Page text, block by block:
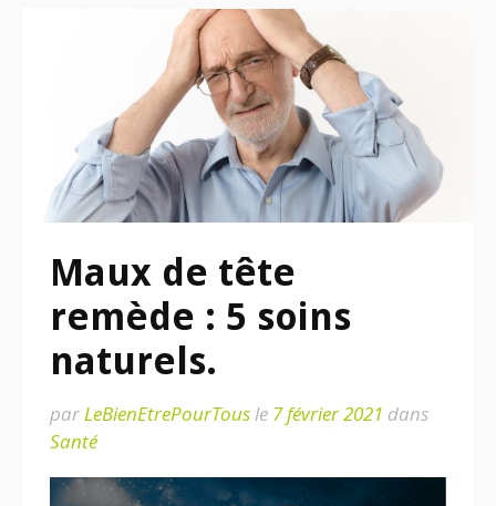
Maux de tête
remède : 5 soins
naturels.
parLeBienEtrePourTousle 7 février 2021 dans
Santé